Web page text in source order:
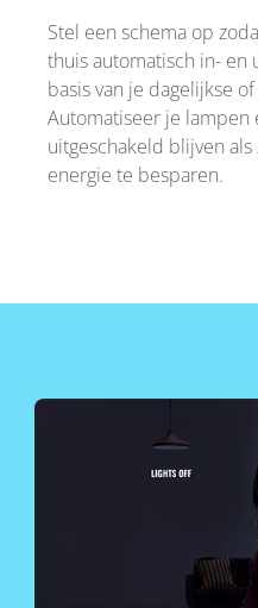
Stel een schema op
thuis automatisch in- en
basis van je dagelijkse
Automatiseer je lampen
uitgeschakeld blijven
energie te besparen.